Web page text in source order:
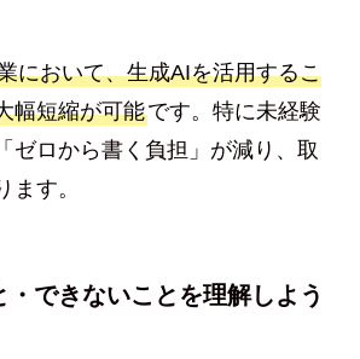
において、生成AIを活用するこ
幅短縮が可能です。特に未経験
ゼロから書く負担」が減り、取
ます。
できないことを理解しよう